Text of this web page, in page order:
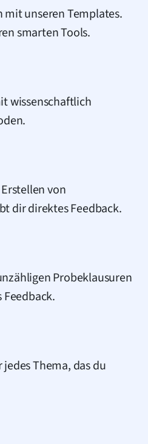
mit unseren Templates.
smarten Tools.
wissenschaftlich
von
dir direktes Feedback.
Probeklausuren
Thema, das du